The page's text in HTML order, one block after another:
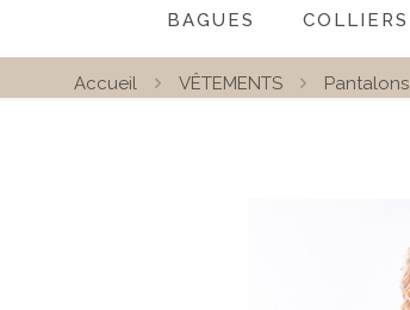
BAGUES COLLIERS
Accueil VÊTEMENTS Pantalons